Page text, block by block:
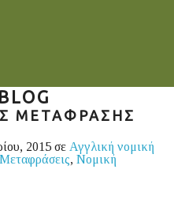
ΜΕΤΑΦΡΑΣΗΣ
2015 σε Αγγλική νομική
, Νομική